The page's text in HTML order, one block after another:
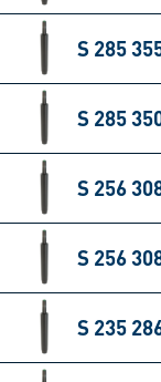
S 285
S 285
S 256
S 256
S 235